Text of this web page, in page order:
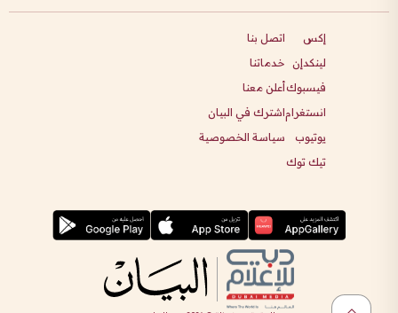
إكس
لينكدإن
فيسبوك
انستغرام
يوتيوب
تيك توك
اتصل بنا
خدماتنا
أعلن معنا
اشترك في البيان
سياسة الخصوصية